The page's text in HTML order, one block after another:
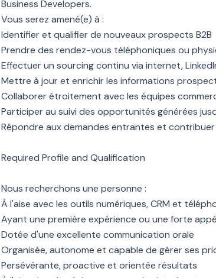
Business Developers.
Vous serez amené(e) à :
Identifier et qualifier de nouveaux prospects B2B
Prendre des rendez-vous téléphoniques ou
Effectuer un sourcing continu via internet,
Mettre à jour et enrichir les informations
Collaborer étroitement avec les équipes
Participer au suivi des opportunités générées
Répondre aux demandes entrantes et
Required Profile and Qualification
Nous recherchons une personne :
À l'aise avec les outils numériques, CRM et
Ayant une première expérience ou une forte
Dotée d'une excellente communication orale
Organisée, autonome et capable de gérer ses
Persévérante, proactive et orientée résultats